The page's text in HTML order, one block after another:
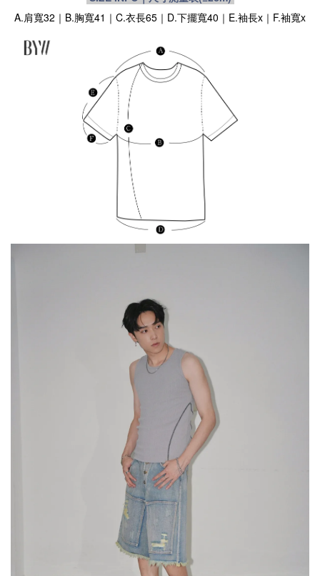
A.肩寬32｜B.胸寬41｜C.衣長65｜D.下擺寬40｜E.袖長x｜F.袖寬x